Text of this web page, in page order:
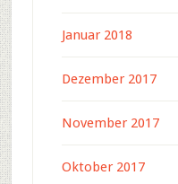
Januar 2018
Dezember 2017
November 2017
Oktober 2017